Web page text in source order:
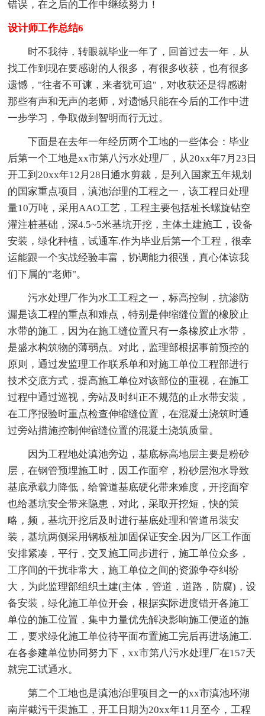
错误，在之后的工作中继续努力！
设计师工作总结6
时不我待，转眼就毕业一年了，回首过去一年，从
找工作到现在要感谢的人很多，有很多收获，也有很多
遗憾，"往者不可谏，来者犹可追"，对收获还是得感谢
那些有声和无声的老师，对遗憾只能在今后的工作中进
一步学习，争取做到智明而行无过。
下面是在去年一年经历两个工地的一些体会：毕业
后第一个工地是xx市第八污水处理厂，从20xx年7月23日
开工到20xx年12月28日通水剪裁，是列入国家五年规划
的国家重点项目，滇池治理的工程之一，该工程日处理
量10万吨，采用AAO工艺，工程主要包括桩长螺旋钻空
灌注桩基础，深4.5~5米基坑开挖，主体土建施工，设备
安装，绿化种植，试通车.作为毕业后第一个工程，很幸
运能跟一个实战经验丰富，协调能力很强，真心体谅我
们下属的"老师"。
污水处理厂作为水工工程之一，标高控制，抗渗防
漏是该工程的重点和难点，特别是伸缩缝位置的橡胶止
水带的施工，因为在施工缝位置只有一条橡胶止水带，
是盛水构筑物的薄弱点。对此，监理部根据事前预控的
原则，通过发监理工作联系单和对施工单位工程部进行
技术交底方式，提高施工单位对该部位的重视，在施工
过程中通过巡视，旁站及时纠正不规范的止水带安装，
在工序报验时重点检查伸缩缝位置，在混凝土浇筑时通
过旁站措施控制伸缩缝位置的混凝土浇筑质量。
因为工程地处滇池旁边，基底标高地层主要是粉砂
层，在钢管预埋施工时，因工作面窄，粉砂层泡水导致
基底承载力降低，给管道基底硬化带来难度，开挖面窄
也给基坑安全带来隐患，对此，采取开挖短，快的策
略，频，基坑开挖后及时进行基底处理和管道吊装安
装，基坑两侧采用钢板桩加固保证安全.因为厂区工作面
安排紧凑，平行，交叉施工同步进行，施工单位众多，
工序间的干扰非常大，施工单位之间的资源争夺纠纷
大，为此监理部组织土建(主体，管道，道路，防腐)，设
备安装，绿化施工单位开会，根据实际进度错开各施工
单位的施工位置，集中力量优先解决影响施工便道的施
工，要求绿化施工单位待平面布置施工完后再进场施工.
在各参建单位协同努力下，xx市第八污水处理厂在157天
就完工试通水。
第二个工地也是滇池治理项目之一的xx市滇池环湖
南岸截污干渠施工，开工日期为20xx年11月至今，工程